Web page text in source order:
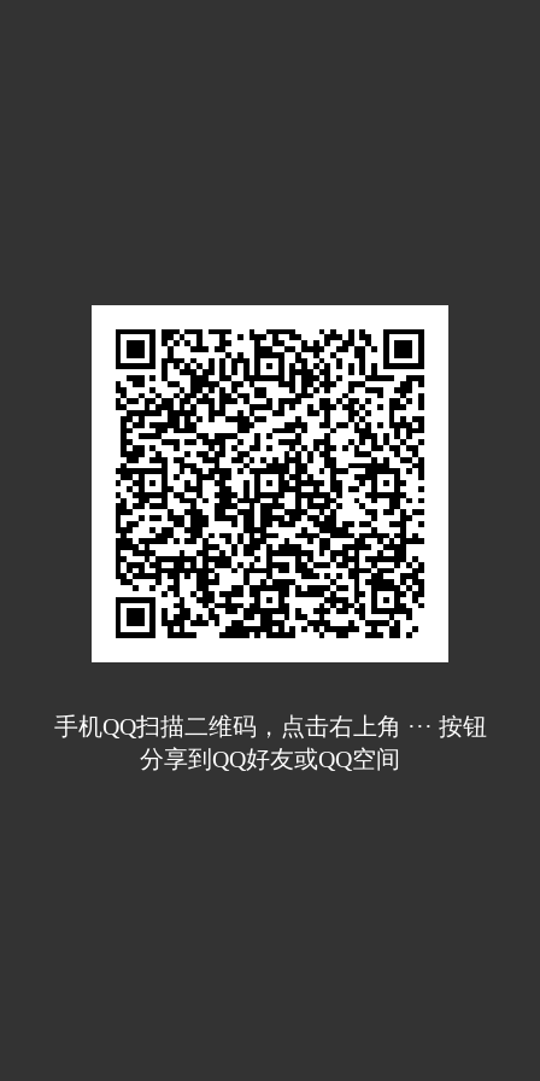
手机QQ扫描二维码，点击右上角 ··· 按钮
分享到QQ好友或QQ空间